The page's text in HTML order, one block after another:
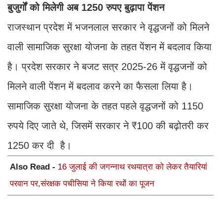
बुजुर्गों को मिलेगी अब 1250 रुपए बुढ़ापा पेंशन
राजस्थान प्रदेश में भजनलाल सरकार ने वृद्धजनों को मिलने
वाली सामाजिक सुरक्षा योजना के तहत पेंशन में बदलाव किया
है। प्रदेश सरकार ने बजट सत्र 2025-26 में वृद्धजनों को
मिलने वाली पेंशन में बदलाव करने का फैसला लिया है।
सामाजिक सुरक्षा योजना के तहत पहले वृद्धजनों को 1150
रुपये दिए जाते थे, जिसमें सरकार ने ₹100 की बढ़ोतरी कर
1250 कर दी है।
Also Read - 16 जुलाई की जगन्नाथ रथयात्रा को लेकर तैयारियां
परवान पर,संरक्षक पचीसिया ने किया रथों का पूजन